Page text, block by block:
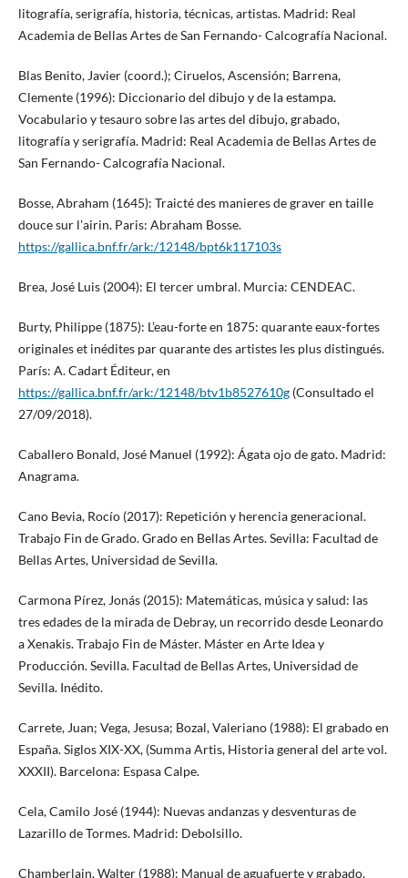
litografía, serigrafía, historia, técnicas, artistas. Madrid: Real
Academia de Bellas Artes de San Fernando- Calcografía Nacional.
Blas Benito, Javier (coord.); Ciruelos, Ascensión; Barrena,
Clemente (1996): Diccionario del dibujo y de la estampa.
Vocabulario y tesauro sobre las artes del dibujo, grabado,
litografía y serigrafía. Madrid: Real Academia de Bellas Artes de
San Fernando- Calcografía Nacional.
Bosse, Abraham (1645): Traicté des manieres de graver en taille
douce sur l’airin. Paris: Abraham Bosse.
https://gallica.bnf.fr/ark:/12148/bpt6k117103s
Brea, José Luis (2004): El tercer umbral. Murcia: CENDEAC.
Burty, Philippe (1875): L’eau-forte en 1875: quarante eaux-fortes
originales et inédites par quarante des artistes les plus distingués.
París: A. Cadart Éditeur, en
https://gallica.bnf.fr/ark:/12148/btv1b8527610g(Consultado el
27/09/2018).
Caballero Bonald, José Manuel (1992): Ágata ojo de gato. Madrid:
Anagrama.
Cano Bevia, Rocío (2017): Repetición y herencia generacional.
Trabajo Fin de Grado. Grado en Bellas Artes. Sevilla: Facultad de
Bellas Artes, Universidad de Sevilla.
Carmona Pírez, Jonás (2015): Matemáticas, música y salud: las
tres edades de la mirada de Debray, un recorrido desde Leonardo
a Xenakis. Trabajo Fin de Máster. Máster en Arte Idea y
Producción. Sevilla. Facultad de Bellas Artes, Universidad de
Sevilla. Inédito.
Carrete, Juan; Vega, Jesusa; Bozal, Valeriano (1988): El grabado en
España. Siglos XIX-XX, (Summa Artis, Historia general del arte vol.
XXXII). Barcelona: Espasa Calpe.
Cela, Camilo José (1944): Nuevas andanzas y desventuras de
Lazarillo de Tormes. Madrid: Debolsillo.
Chamberlain, Walter (1988): Manual de aguafuerte y grabado.